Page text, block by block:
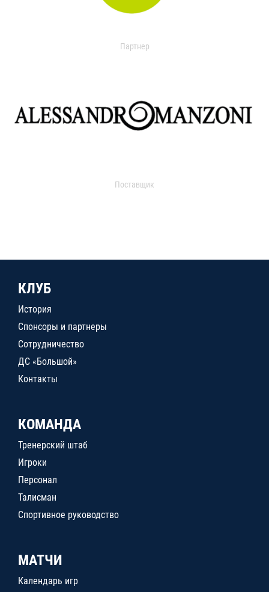
Партнер
Поставщик
КЛУБ
История
Спонсоры и партнеры
Сотрудничество
ДС «Большой»
Контакты
КОМАНДА
Тренерский штаб
Игроки
Персонал
Талисман
Спортивное руководство
МАТЧИ
Календарь игр